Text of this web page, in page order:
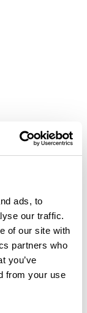
ads, to
our traffic.
of our site with
partners who
you’ve
from your use
lo has